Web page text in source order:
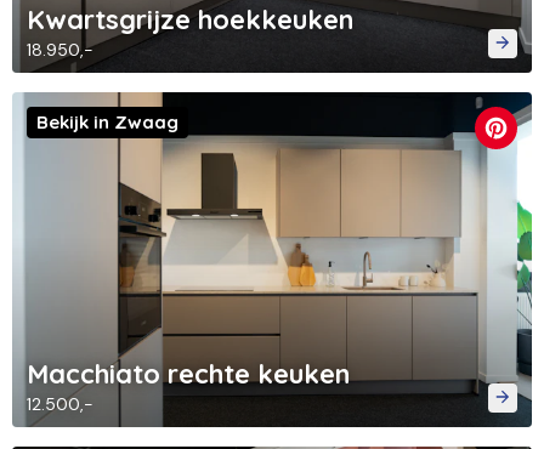
Kwartsgrijze hoekkeuken
18.950,-
Macchiato rechte keuken
12.500,-
Bekijk in Zwaag